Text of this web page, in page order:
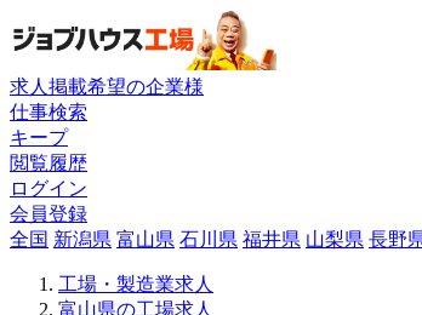
求人掲載希望の企業様
仕事検索
キープ
閲覧履歴
ログイン
会員登録
全国 新潟県 富山県 石川県 福井県 山梨県 長野
工場・製造業求人
富山県の工場求人